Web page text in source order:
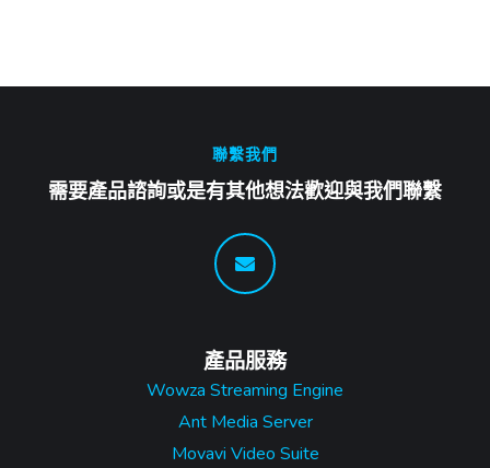
聯繫我們
需要產品諮詢或是有其他想法歡迎與我們聯繫
產品服務
Wowza Streaming Engine
Ant Media Server
Movavi Video Suite